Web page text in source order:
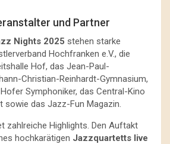
und Partner
Nights 2025 stehen starke
Hochfranken e.V., die
Hof, das Jean-Paul-
Christian-Reinhardt-Gymnasium,
Symphoniker, das Central-Kino
sowie das Jazz-Fun Magazin.
zahlreiche Highlights. Den Auftakt
hochkarätigen Jazzquartetts live